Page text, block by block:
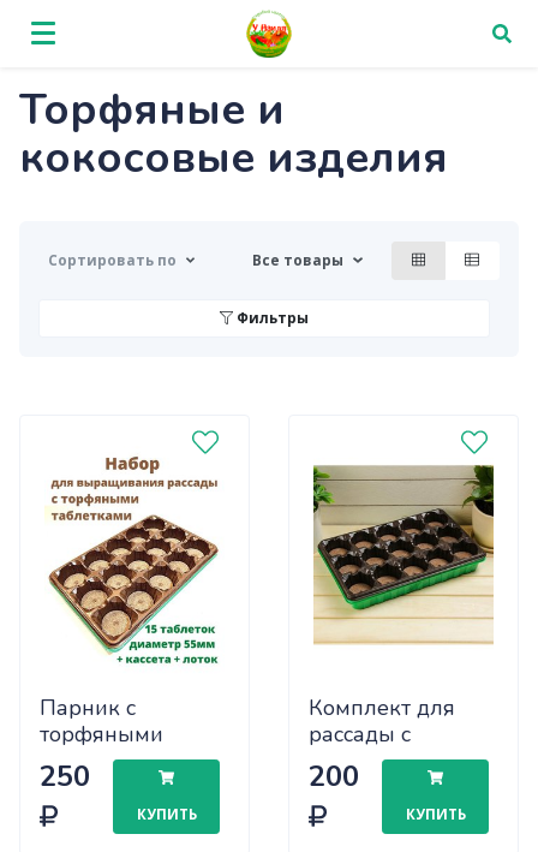
Торфяные и
кокосовые изделия
Сортировать по Все товары
Фильтры
Парник с
торфяными
таблетками 55мм
(комплект 15 таб)
(12)
250
КУПИТЬ
Комплект для
рассады с
торф.табл.55мм
15таблет
(кассета+лоток)
200
КУПИТЬ